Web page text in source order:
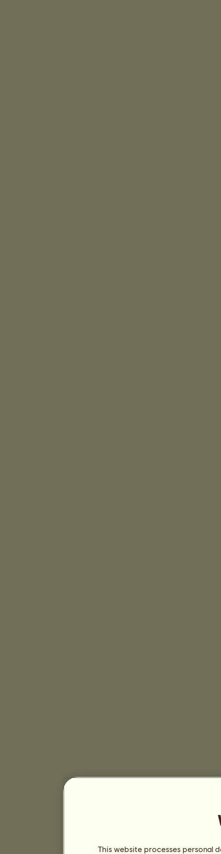
This website processes personal